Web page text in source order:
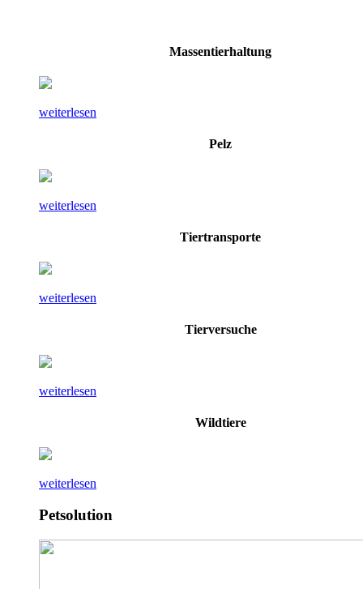
Massentierhaltung
weiterlesen
Pelz
weiterlesen
Tiertransporte
weiterlesen
Tierversuche
weiterlesen
Wildtiere
weiterlesen
Petsolution